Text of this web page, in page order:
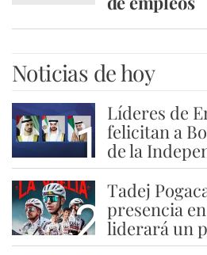
Noticias de hoy
1
Líderes de
felicitan a
de la
2
Tadej
presencia
liderará un